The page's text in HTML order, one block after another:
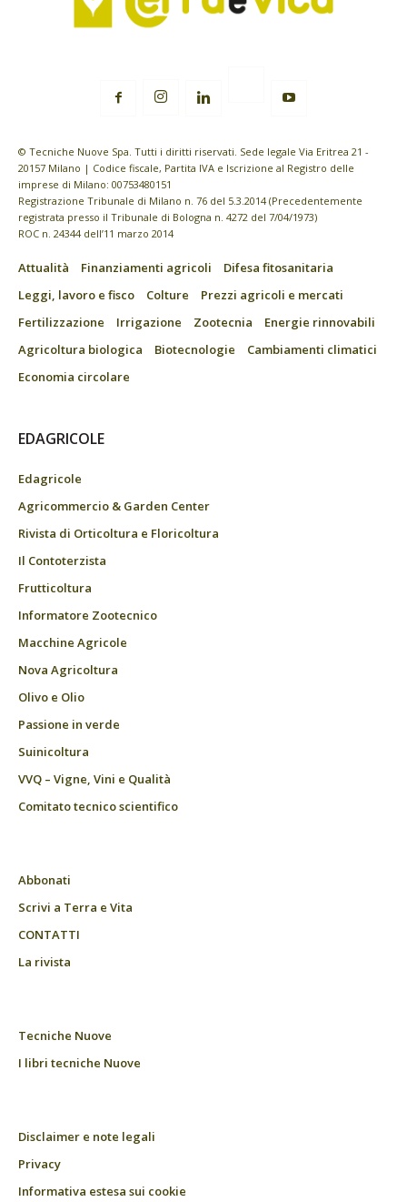
© Tecniche Nuove Spa. Tutti i diritti riservati. Sede legale Via Eritrea 21 -
20157 Milano | Codice fiscale, Partita IVA e Iscrizione al Registro delle
imprese di Milano: 00753480151
Registrazione Tribunale di Milano n. 76 del 5.3.2014 (Precedentemente
registrata presso il Tribunale di Bologna n. 4272 del 7/04/1973)
ROC n. 24344 dell’11 marzo 2014
Attualità Finanziamenti agricoli
Difesa fitosanitaria
Leggi, lavoro e fisco
Colture
Prezzi agricoli e mercati
Fertilizzazione
Irrigazione Zootecnia
Energie rinnovabili
Agricoltura biologica
Biotecnologie
Cambiamenti climatici
Economia circolare
EDAGRICOLE
Edagricole
Agricommercio & Garden Center
Rivista di Orticoltura e Floricoltura
Il Contoterzista
Frutticoltura
Informatore Zootecnico
Macchine Agricole
Nova Agricoltura
Olivo e Olio
Passione in verde
Suinicoltura
VVQ – Vigne, Vini e Qualità
Comitato tecnico scientifico
Abbonati
Scrivi a Terra e Vita
CONTATTI
La rivista
Tecniche Nuove
I libri tecniche Nuove
Disclaimer e note legali
Privacy
Informativa estesa sui cookie